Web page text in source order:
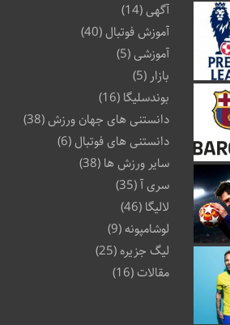
آگهی(14)
آموزش فوتبال (40)
آموزشی(5)
بازار (5)
بوندسلیگا (16)
دانستنی های جهان ورزش(38)
دانستنی های فوتبال (6)
سایر ورزش ها (38)
سری آ(35)
لالیگا (46)
لوشامپونه(9)
لیگ جزیره (25)
مقالات(16)